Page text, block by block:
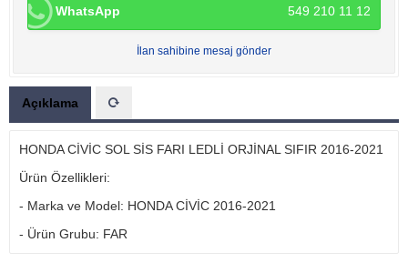
WhatsApp 549 210 11 12
İlan sahibine mesaj gönder
Açıklama
HONDA CİVİC SOL SİS FARI LEDLİ ORJİNAL SIFIR 2016-2021
Ürün Özellikleri:
- Marka ve Model: HONDA CİVİC 2016-2021
- Ürün Grubu: FAR